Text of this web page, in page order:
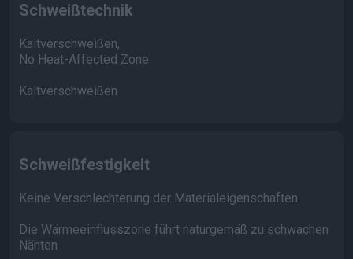
Schweißtechnik
Kaltverschweißen,
No Heat-Affected Zone
Kaltverschweißen
Schweißfestigkeit
Keine Verschlechterung der Materialeigenschaften
Die Wärmeeinflusszone führt naturgemäß zu schwachen
Nähten